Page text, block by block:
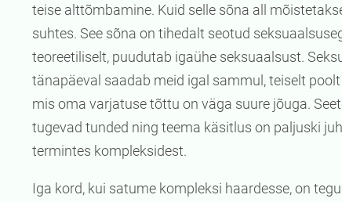
teise alttõmbamine. Kuid selle sõna all
suhtes. See sõna on tihedalt seotud
teoreetiliselt, puudutab igaühe seksuaalsust.
tänapäeval saadab meid igal sammul, teiselt
mis oma varjatuse tõttu on väga suure jõuga.
tugevad tunded ning teema käsitlus on paljuski
termintes kompleksidest.
Iga kord, kui satume kompleksi haardesse, on